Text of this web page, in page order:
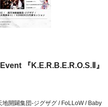
『K.E.R.B.E.R.O.S.Ⅱ』
開闢集団-ジグザグ / FoLLoW / Baby